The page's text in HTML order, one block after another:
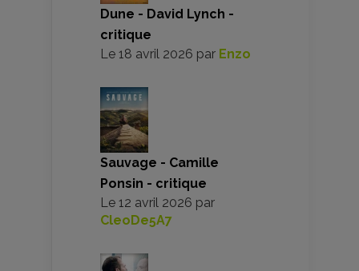
Dune - David Lynch -
critique
Le 18 avril 2026 par Enzo
Sauvage - Camille
Ponsin - critique
Le 12 avril 2026 par
CleoDe5A7